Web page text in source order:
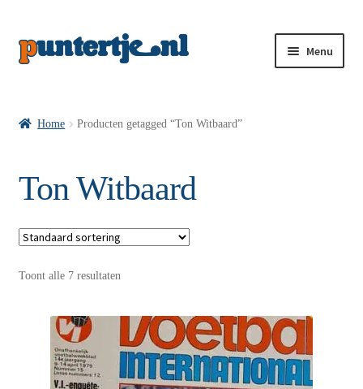
Menu
VI’s met Posters
Wie is puntertje
Home Producten getagged “Ton Witbaard”
Ton Witbaard
Toont alle 7 resultaten